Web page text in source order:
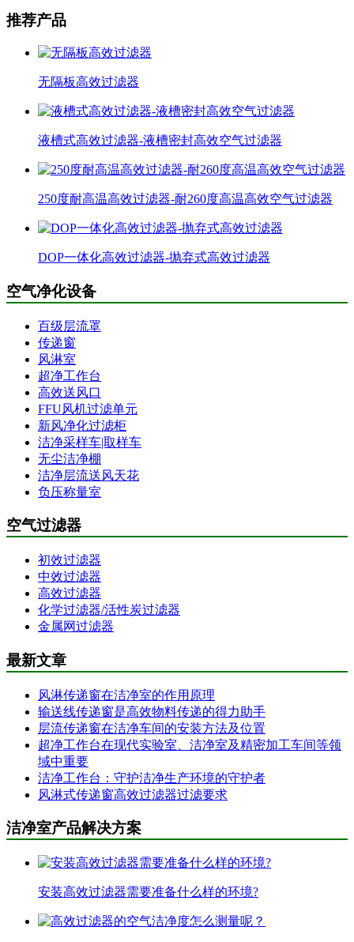
推荐产品
无隔板高效过滤器
液槽式高效过滤器-液槽密封高效空气过滤器
250度耐高温高效过滤器-耐260度高温高效空气过滤器
DOP一体化高效过滤器-抛弃式高效过滤器
空气净化设备
百级层流罩
传递窗
风淋室
超净工作台
高效送风口
FFU风机过滤单元
新风净化过滤柜
洁净采样车|取样车
无尘洁净棚
洁净层流送风天花
负压称量室
空气过滤器
初效过滤器
中效过滤器
高效过滤器
化学过滤器/活性炭过滤器
金属网过滤器
最新文章
风淋传递窗在洁净室的作用原理
输送线传递窗是高效物料传递的得力助手
层流传递窗在洁净车间的安装方法及位置
超净工作台在现代实验室、洁净室及精密加工车间等领
域中重要
洁净工作台：守护洁净生产环境的守护者
风淋式传递窗高效过滤器过滤要求
洁净室产品解决方案
安装高效过滤器需要准备什么样的环境?